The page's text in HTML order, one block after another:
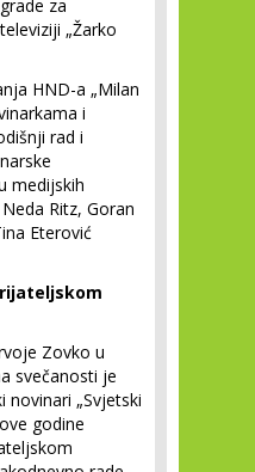
za
„Žarko
HND-a „Milan
i
rad i
medijskih
Ritz, Goran
Eterović
Zovko u
svečanosti je
novinari „Svjetski
godine